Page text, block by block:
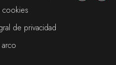
cookies
de privacidad